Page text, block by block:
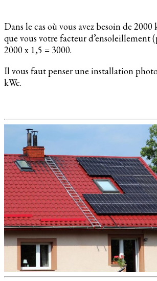
Dans le cas où vous avez besoin de
que vous votre facteur d’ensoleillement
2000 x 1,5 = 3000.
Il vous faut penser une installation
kWc.